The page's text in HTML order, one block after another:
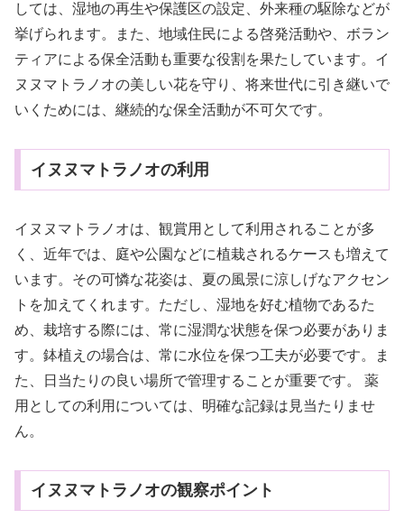
しては、湿地の再生や保護区の設定、外来種の駆除などが
挙げられます。また、地域住民による啓発活動や、ボラン
ティアによる保全活動も重要な役割を果たしています。イ
ヌヌマトラノオの美しい花を守り、将来世代に引き継いで
いくためには、継続的な保全活動が不可欠です。
イヌヌマトラノオの利用
イヌヌマトラノオは、観賞用として利用されることが多
く、近年では、庭や公園などに植栽されるケースも増えて
います。その可憐な花姿は、夏の風景に涼しげなアクセン
トを加えてくれます。ただし、湿地を好む植物であるた
め、栽培する際には、常に湿潤な状態を保つ必要がありま
す。鉢植えの場合は、常に水位を保つ工夫が必要です。ま
た、日当たりの良い場所で管理することが重要です。 薬
用としての利用については、明確な記録は見当たりませ
ん。
イヌヌマトラノオの観察ポイント